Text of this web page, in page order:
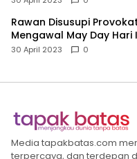
Rawan Disusupi
Mengawal May Day Hari
30 April 2023 0
Media tapakbatas.com
terpercaya, dan terdepan